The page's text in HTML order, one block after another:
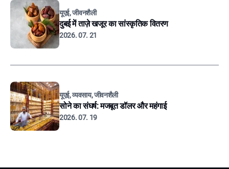
यूएई, जीवनशैली
दुबई में ताज़े खजूर का सांस्कृतिक वितरण
2026. 07. 21
यूएई, व्यवसाय, जीवनशैली
सोने का संघर्ष: मजबूत डॉलर और महंगाई
2026. 07. 19